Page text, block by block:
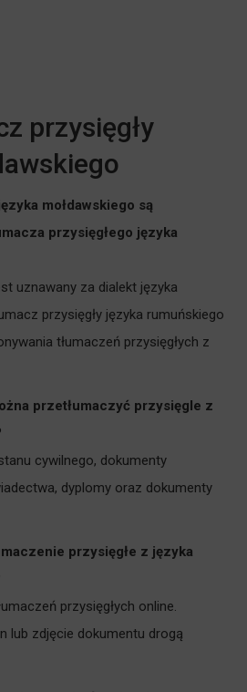
przysięgły
mołdawskiego są
przysięgłego języka
uznawany za dialekt języka
przysięgły języka rumuńskiego
tłumaczeń przysięgłych z
przetłumaczyć przysięgle z
cywilnego, dokumenty
dyplomy oraz dokumenty
przysięgłe z języka
przysięgłych online.
lub zdjęcie dokumentu drogą